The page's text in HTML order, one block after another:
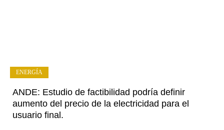
ANDE: Estudio de factibilidad podría definir
aumento del precio de la electricidad para el
usuario final.
ENERGÍA